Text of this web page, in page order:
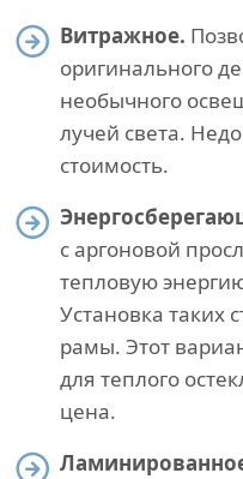
Витражное.
оригинального
необычного
лучей света.
стоимость.
с аргоновой
тепловую
Установка таких
рамы. Этот
для теплого
цена.